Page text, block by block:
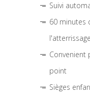
Suivi
60 minutes
l'atterrissage
Convenient
point
Sièges